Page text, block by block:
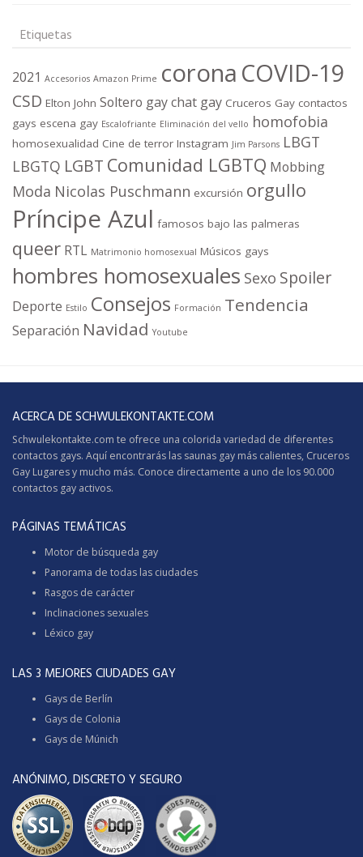
Etiquetas
2021 Accesorios Amazon Prime corona COVID-19
CSD Elton John Soltero gaychat gay Cruceros Gay contactos
gays escena gay Escalofriante Eliminación del vello homofobia
homosexualidad Cine de terror Instagram Jim Parsons LBGT
LBGTQ LGBT Comunidad LGBTQ Mobbing
Moda Nicolas Puschmann excursión orgullo
Príncipe Azul famosos bajo las palmeras
queer RTL Matrimonio homosexual Músicos gays
hombres homosexuales Sexo Spoiler
Deporte Estilo Consejos Formación Tendencia
Separación Navidad Youtube
ACERCA DE SCHWULEKONTAKTE.COM
Schwulekontakte.com te ofrece una colorida variedad de diferentes
contactos gays. Aquí encontrarás las saunas gay más calientes, Cruceros
Gay Lugares y mucho más. Conoce directamente a uno de los 90.000
contactos gay activos.
PÁGINAS TEMÁTICAS
Motor de búsqueda gay
Panorama de todas las ciudades
Rasgos de carácter
Inclinaciones sexuales
Léxico gay
LAS 3 MEJORES CIUDADES GAY
Gays de Berlín
Gays de Colonia
Gays de Múnich
ANÓNIMO, DISCRETO Y SEGURO